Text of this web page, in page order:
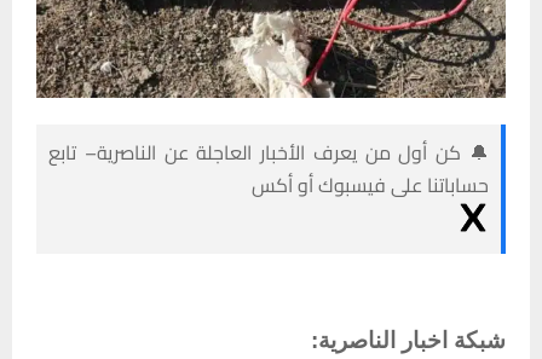
🔔 كن أول من يعرف الأخبار العاجلة عن الناصرية– تابع
حساباتنا على فيسبوك أو أكس
شبكة اخبار الناصرية: